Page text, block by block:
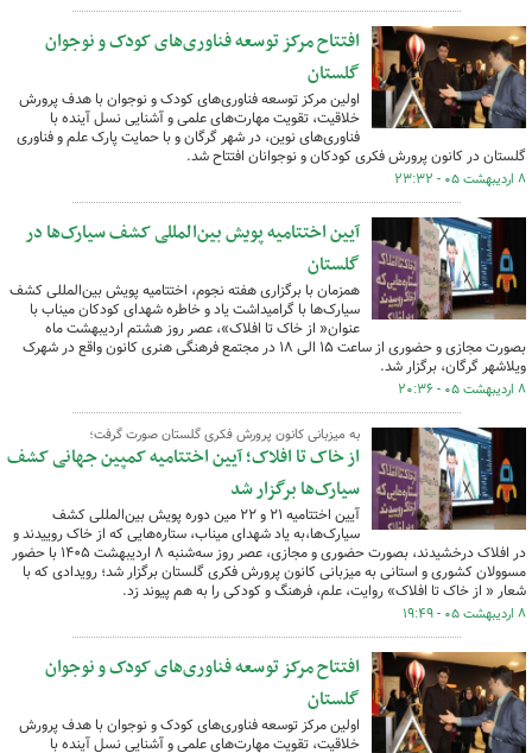
افتتاح مرکز توسعه فناوری‌های کودک و نوجوان
گلستان
اولین مرکز توسعه فناوری‌های کودک و نوجوان با هدف پرورش
خلاقیت، تقویت مهارت‌های علمی و آشنایی نسل آینده با
فناوری‌های نوین، در شهر گرگان و با حمایت پارک علم و فناوری
گلستان در کانون پرورش فکری کودکان و نوجوانان افتتاح شد.
۸ اردیبهشت ۰۵ - ۲۳:۳۲
آیین اختتامیه پویش بین‌المللی کشف سیارک‌ها در
گلستان
همزمان با برگزاری هفته نجوم، اختتامیه پویش بین‌المللی کشف
سیارک‌ها با گرامیداشت یاد و خاطره شهدای کودکان میناب با
عنوان« از خاک تا افلاک»، عصر روز هشتم اردیبهشت ماه
بصورت مجازی و حضوری از ساعت ۱۵ الی ۱۸ در مجتمع فرهنگی هنری کانون واقع در شهرک
ویلاشهر گرگان، برگزار شد.
۸ اردیبهشت ۰۵ - ۲۰:۳۶
به میزبانی کانون پرورش فکری گلستان صورت گرفت؛
از خاک تا افلاک؛ آیین اختتامیه کمپین جهانی کشف
سیارک‌ها برگزار شد
آیین اختتامیه ۲۱ و ۲۲ مین دوره پویش بین‌المللی کشف
سیارک‌ها،به یاد شهدای میناب، ستاره‌هایی که از خاک روییدند و
در افلاک درخشیدند، بصورت حضوری و مجازی، عصر روز سه‌شنبه ۸ اردیبهشت ۱۴۰۵ با حضور
مسوولان کشوری و استانی به میزبانی کانون پرورش فکری گلستان برگزار شد؛ رویدادی که با
شعار « از خاک تا افلاک» روایت، علم، فرهنگ و کودکی را به هم پیوند زد.
۸ اردیبهشت ۰۵ - ۱۹:۴۹
افتتاح مرکز توسعه فناوری‌های کودک و نوجوان
گلستان
اولین مرکز توسعه فناوری‌های کودک و نوجوان با هدف پرورش
خلاقیت، تقویت مهارت‌های علمی و آشنایی نسل آینده با